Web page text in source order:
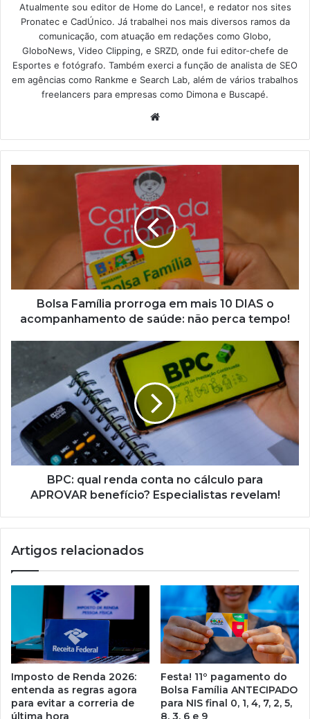
Atualmente sou editor de Home do Lance!, e redator nos sites
Pronatec e CadÚnico. Já trabalhei nos mais diversos ramos da
comunicação, com atuação em redações como Globo,
GloboNews, Video Clipping, e SRZD, onde fui editor-chefe de
Esportes e fotógrafo. Também exerci a função de analista de SEO
em agências como Rankme e Search Lab, além de vários trabalhos
freelancers para empresas como Dimona e Buscapé.
acompanhamento
saúde:
Bolsa Família prorroga em mais 10 DIAS o
acompanhamento de saúde: não perca tempo!
no
cálculo
para
APROVAR
benefício?
Especialistas
revelam!
BPC: qual renda conta no cálculo para
APROVAR benefício? Especialistas revelam!
Artigos relacionados
Imposto de Renda 2026:
entenda as regras agora
para evitar a correria de
última hora
Festa! 11º pagamento do
Bolsa Família ANTECIPADO
para NIS final 0, 1, 4, 7, 2, 5,
8, 3, 6 e 9